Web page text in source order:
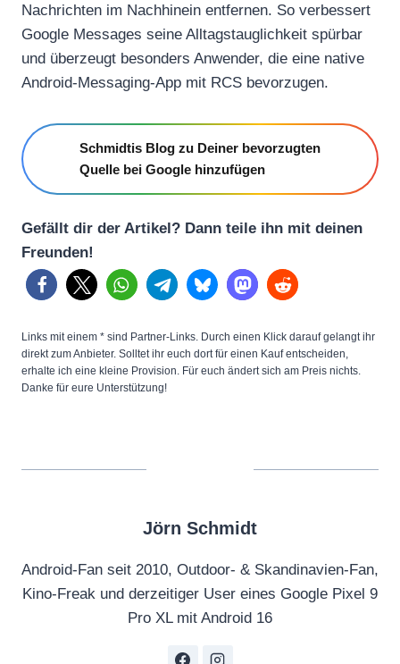
Nachrichten im Nachhinein entfernen. So verbessert
Google Messages seine Alltagstauglichkeit spürbar
und überzeugt besonders Anwender, die eine native
Android-Messaging-App mit RCS bevorzugen.
Schmidtis Blog zu Deiner bevorzugten
Quelle bei Google hinzufügen
Gefällt dir der Artikel? Dann teile ihn mit deinen
Freunden!
Links mit einem * sind Partner-Links. Durch einen Klick darauf gelangt ihr
direkt zum Anbieter. Solltet ihr euch dort für einen Kauf entscheiden,
erhalte ich eine kleine Provision. Für euch ändert sich am Preis nichts.
Danke für eure Unterstützung!
Jörn Schmidt
Android-Fan seit 2010, Outdoor- & Skandinavien-Fan,
Kino-Freak und derzeitiger User eines Google Pixel 9
Pro XL mit Android 16